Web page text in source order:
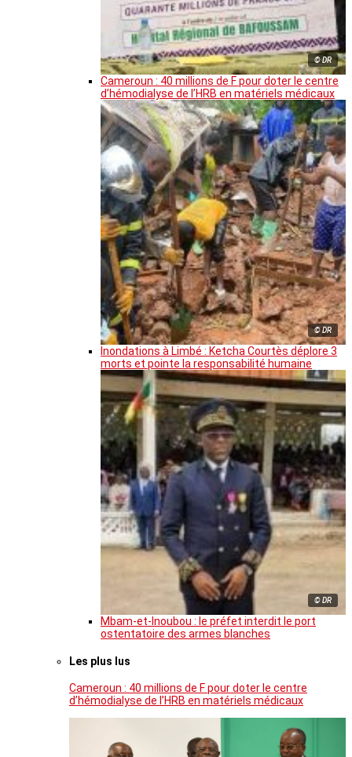
© DR
Cameroun : 40 millions de F pour doter le centre
d’hémodialyse de l’HRB en matériels médicaux
© DR
Inondations à Limbé : Ketcha Courtès déplore 3
morts et pointe la responsabilité humaine
© DR
Mbam-et-Inoubou : le préfet interdit le port
ostentatoire des armes blanches
Les plus lus
Cameroun : 40 millions de F pour doter le centre
d’hémodialyse de l’HRB en matériels médicaux